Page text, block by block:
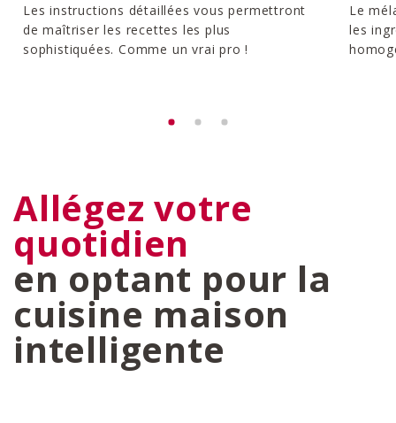
Les instructions détaillées vous permettront
de maîtriser les recettes les plus
sophistiquées. Comme un vrai pro !
Le
les
Allégez votre
quotidien
en optant pour la
cuisine maison
intelligente